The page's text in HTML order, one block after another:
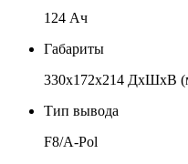
124 Ач
Габариты
330x172х214 ДхШхВ
Тип вывода
F8/A-Pol